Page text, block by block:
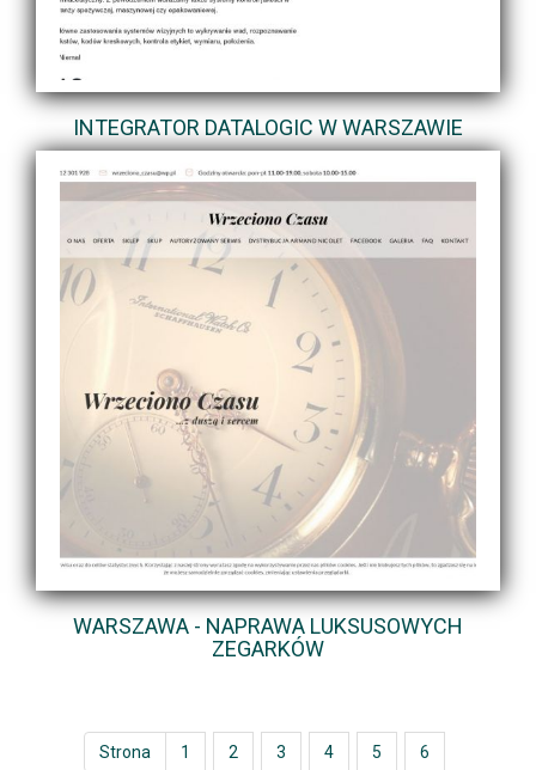
INTEGRATOR DATALOGIC W WARSZAWIE
WARSZAWA - NAPRAWA LUKSUSOWYCH
ZEGARKÓW
Strona 1 2 3 4 5 6